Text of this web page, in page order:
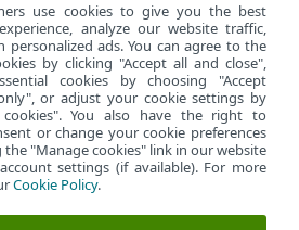
сайтты қарау
use cookies to give you the best
analyze our website traffic,
personalized ads. You can agree to the
by clicking "Accept all and close",
cookies by choosing "Accept
or adjust your cookie settings by
cookies". You also have the right to
or change your cookie preferences
"Manage cookies" link in our website
settings (if available). For more
Cookie Policy.